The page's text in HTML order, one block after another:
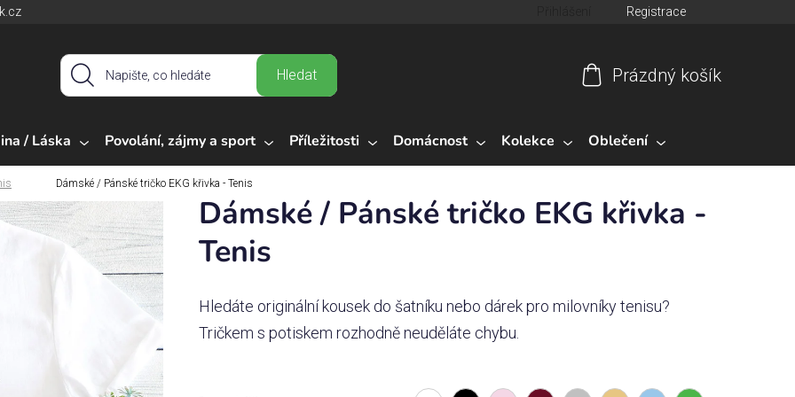
Registrace
Hledat
košík
Prázdný košík
/ Láska Povolání, zájmy a sport Příležitosti Domácnost Kolekce Oblečení
Dámské / Pánské tričko EKG křivka - Tenis
Dámské / Pánské tričko EKG křivka -
Tenis
Hledáte originální kousek do šatníku nebo dárek pro milovníky tenisu?
Tričkem s potiskem rozhodně neuděláte chybu.